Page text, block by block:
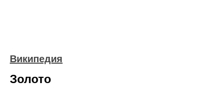
Википедия
Золото